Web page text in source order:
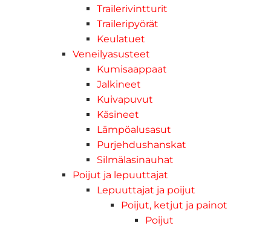
Trailerivintturit
Traileripyörät
Keulatuet
Veneilyasusteet
Kumisaappaat
Jalkineet
Kuivapuvut
Käsineet
Lämpöalusasut
Purjehdushanskat
Silmälasinauhat
Poijut ja lepuuttajat
Lepuuttajat ja poijut
Poijut, ketjut ja painot
Poijut